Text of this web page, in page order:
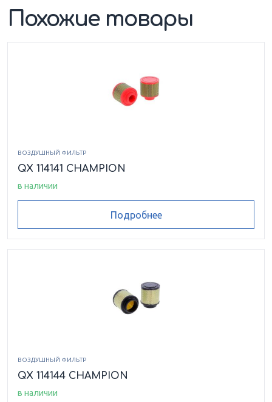
Похожие товары
ВОЗДУШНЫЙ ФИЛЬТР
QX 114141 CHAMPION
в наличии
Подробнее
ВОЗДУШНЫЙ ФИЛЬТР
QX 114144 CHAMPION
в наличии